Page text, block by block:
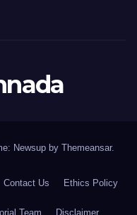
Newsup by Themeansar.
Contact Us Ethics Policy
Team Disclaimer